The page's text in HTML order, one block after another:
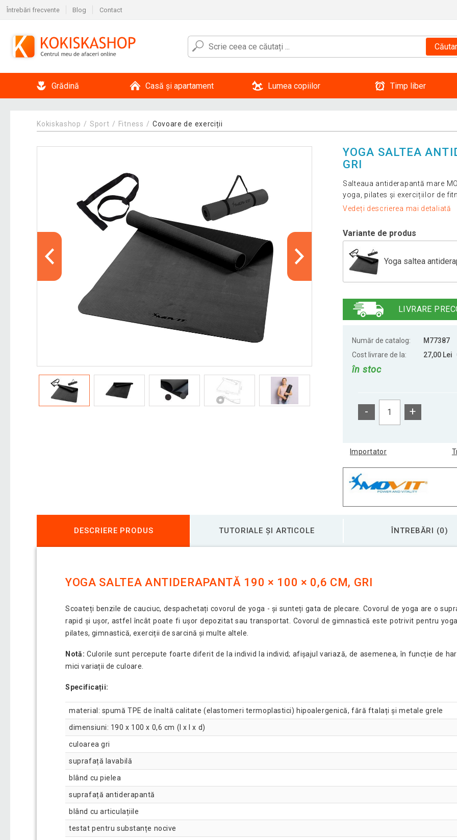
Întrebări frecvente Blog Contact
Grădină Casă și apartament Lumea copiilor Timp liber
Kokiskashop Sport Fitness Covoare de exerciții
YOGA SALTEA
GRI
Salteaua antiderapantă mare
yoga, pilates și exercițiilor de
Vedeți descrierea mai detaliată
Variante de produs
Yoga saltea
Saltea de fitness
Yoga covoraș de
Yoga covoraș de
Yoga saltea de
Yoga saltea de
LIVRARE
Număr de catalog:
M77387
Cost livrare de la:
27,00 Lei
în stoc
- +
Importator
DESCRIERE PRODUS TUTORIALE ȘI ARTICOLE ÎNTREBĂRI (0)
YOGA SALTEA ANTIDERAPANTĂ 190 × 100 × 0,6 CM, GRI
Scoateți benzile de cauciuc, despachetați covorul de yoga - și sunteți gata de plecare. Covorul de yoga are o
rapid și ușor, astfel încât poate fi ușor depozitat sau transportat. Covorul de gimnastică este potrivit pentru
pilates, gimnastică, exerciții de sarcină și multe altele.
Notă: Culorile sunt percepute foarte diferit de la individ la individ; afișajul variază, de asemenea, în funcție de
mici variații de culoare.
Specificații:
material: spumă TPE de înaltă calitate (elastomeri termoplastici) hipoalergenică, fără ftalați și metale grele
dimensiuni: 190 x 100 x 0,6 cm (l x l x d)
culoarea gri
suprafață lavabilă
blând cu pielea
suprafață antiderapantă
blând cu articulațiile
testat pentru substanțe nocive